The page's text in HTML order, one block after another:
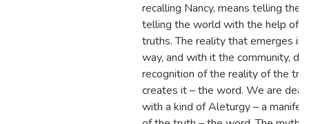
recalling Nancy, means telling the
telling the world with the help of
truths. The reality that emerges in
way, and with it the community,
recognition of the reality of the
creates it – the word. We are
with a kind of Aleturgy – a